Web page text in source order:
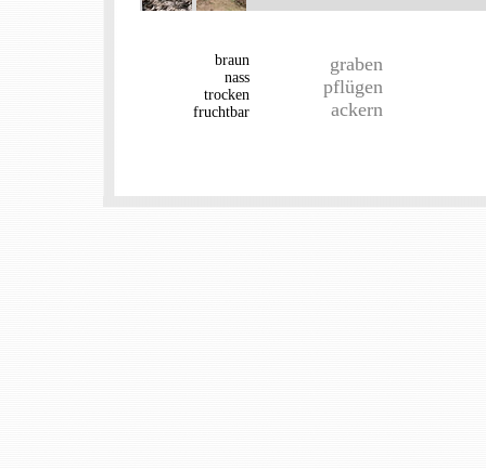
braun
nass
trocken
fruchtbar
graben
pflügen
ackern